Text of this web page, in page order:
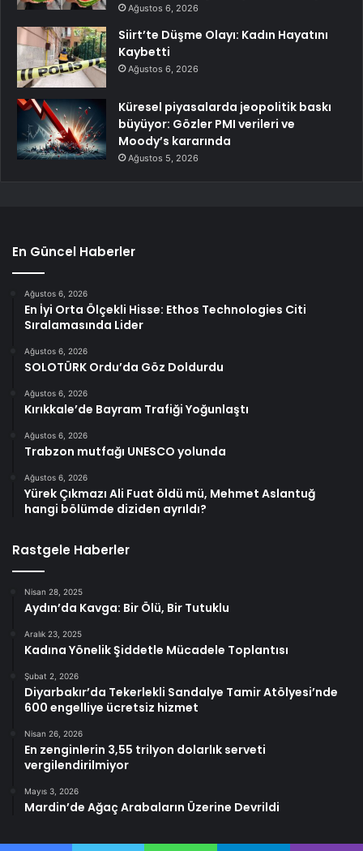
Ağustos 6, 2026
Siirt’te Düşme Olayı: Kadın Hayatını
Kaybetti
Ağustos 6, 2026
Küresel piyasalarda jeopolitik baskı
büyüyor: Gözler PMI verileri ve
Moody’s kararında
Ağustos 5, 2026
En Güncel Haberler
Ağustos 6, 2026
En İyi Orta Ölçekli Hisse: Ethos Technologies Citi
Sıralamasında Lider
Ağustos 6, 2026
SOLOTÜRK Ordu’da Göz Doldurdu
Ağustos 6, 2026
Kırıkkale’de Bayram Trafiği Yoğunlaştı
Ağustos 6, 2026
Trabzon mutfağı UNESCO yolunda
Ağustos 6, 2026
Yürek Çıkmazı Ali Fuat öldü mü, Mehmet Aslantuğ
hangi bölümde diziden ayrıldı?
Rastgele Haberler
Nisan 28, 2025
Aydın’da Kavga: Bir Ölü, Bir Tutuklu
Aralık 23, 2025
Kadına Yönelik Şiddetle Mücadele Toplantısı
Şubat 2, 2026
Diyarbakır’da Tekerlekli Sandalye Tamir Atölyesi’nde
600 engelliye ücretsiz hizmet
Nisan 26, 2026
En zenginlerin 3,55 trilyon dolarlık serveti
vergilendirilmiyor
Mayıs 3, 2026
Mardin’de Ağaç Arabaların Üzerine Devrildi